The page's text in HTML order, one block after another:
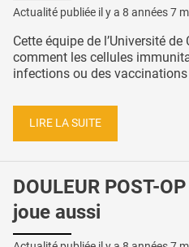
Actualité publiée il y a 8 années 7
Cette équipe de l’Université
comment les cellules
infections ou des vaccinations
LIRE LA SUITE
DOULEUR POST-
joue aussi